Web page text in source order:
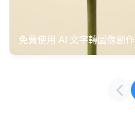
免費使用 AI 文字轉圖像創作